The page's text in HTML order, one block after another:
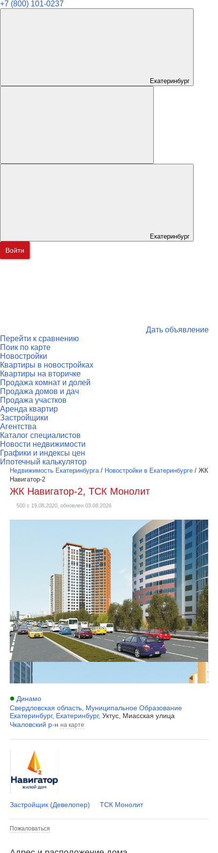
+7 (800) 101-0237
Екатеринбург
Екатеринбург
Войти
Дать объявление
Перейти к сравнению
Поик по карте
Новостройки
Квартиры в новостройках
Квартиры на вторичке
Продажа комнат и долей
Продажа домов и дач
Продажа участков
Аренда квартир
Застройщики
Агентства
Каталог специалистов
Новости недвижимости
Графики и индексы цен
Ипотечный калькулятор
Недвижимость Екатеринбурга/ Новостройки в Екатеринбурге / ЖК
Навигатор-2
ЖК Навигатор-2, ТСК Монолит
500 с 19.08.2020, обновлен 03.08.2026
Динамо
Свердловская область Муниципальное Образование
Екатеринбург, Екатеринбург, Уктус, Миасская улица
Чкаловский р-н на карте
Застройщик (Девелопер) ТСК Монолит
Пожаловаться